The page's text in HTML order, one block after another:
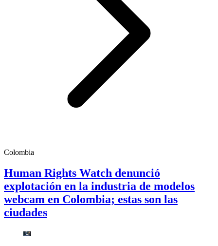
Colombia
Human Rights Watch denunció
explotación en la industria de modelos
webcam en Colombia; estas son las
ciudades